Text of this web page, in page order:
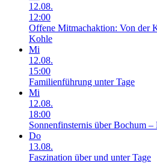
12.08.
12:00
Offene Mitmachaktion: Von der
Kohle
Mi
12.08.
15:00
Familienführung unter Tage
Mi
12.08.
18:00
Sonnenfinsternis über Bochum –
Do
13.08.
Faszination über und unter Tage